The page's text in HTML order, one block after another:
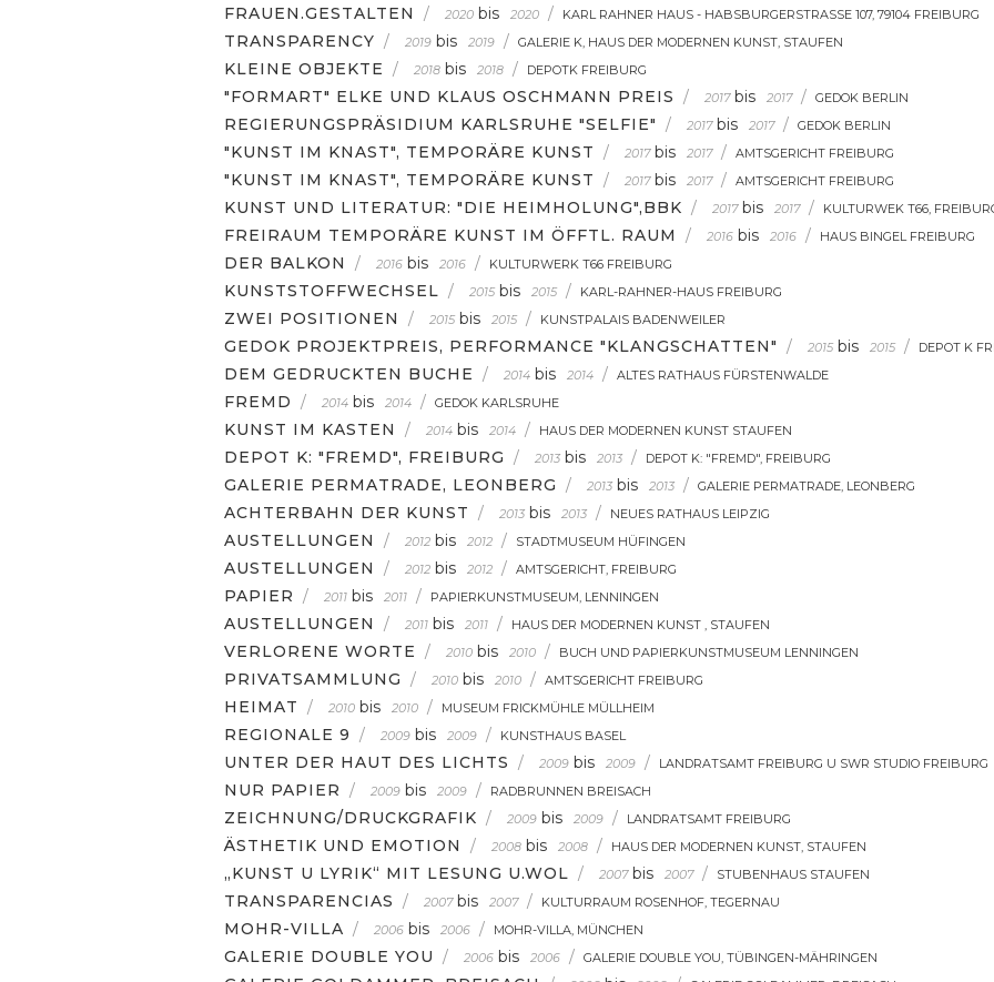
FRAUEN.GESTALTEN / 2020 bis 2020 / KARL RAHNER HAUS - HABSBURGERSTRASSE 107, 79104 FREIBURG
TRANSPARENCY / 2019 bis 2019 / GALERIE K, HAUS DER MODERNEN KUNST, STAUFEN
KLEINE OBJEKTE / 2018 bis 2018 / DEPOTK FREIBURG
"FORMART" ELKE UND KLAUS OSCHMANN PREIS / 2017 bis 2017 / GEDOK BERLIN
REGIERUNGSPRÄSIDIUM KARLSRUHE "SELFIE" / 2017 bis 2017 / GEDOK BERLIN
"KUNST IM KNAST", TEMPORÄRE KUNST / 2017 bis 2017 / AMTSGERICHT FREIBURG
"KUNST IM KNAST", TEMPORÄRE KUNST / 2017 bis 2017 / AMTSGERICHT FREIBURG
KUNST UND LITERATUR: "DIE HEIMHOLUNG",BBK / 2017 bis 2017 / KULTURWEK T66,
FREIRAUM TEMPORÄRE KUNST IM ÖFFTL. RAUM / 2016 bis 2016 / HAUS BINGEL FREIBURG
DER BALKON / 2016 bis 2016 / KULTURWERK T66 FREIBURG
KUNSTSTOFFWECHSEL / 2015 bis 2015 / KARL-RAHNER-HAUS FREIBURG
ZWEI POSITIONEN / 2015 bis 2015 / KUNSTPALAIS BADENWEILER
GEDOK PROJEKTPREIS, PERFORMANCE "KLANGSCHATTEN" / 2015 bis 2015 / DEPOT K
DEM GEDRUCKTEN BUCHE / 2014 bis 2014 / ALTES RATHAUS FÜRSTENWALDE
FREMD / 2014 bis 2014 / GEDOK KARLSRUHE
KUNST IM KASTEN / 2014 bis 2014 / HAUS DER MODERNEN KUNST STAUFEN
DEPOT K: "FREMD", FREIBURG / 2013 bis 2013 / DEPOT K: "FREMD", FREIBURG
GALERIE PERMATRADE, LEONBERG / 2013 bis 2013 / GALERIE PERMATRADE, LEONBERG
ACHTERBAHN DER KUNST / 2013 bis 2013 / NEUES RATHAUS LEIPZIG
AUSTELLUNGEN / 2012 bis 2012 / STADTMUSEUM HÜFINGEN
AUSTELLUNGEN / 2012 bis 2012 / AMTSGERICHT, FREIBURG
PAPIER / 2011 bis 2011 / PAPIERKUNSTMUSEUM, LENNINGEN
AUSTELLUNGEN / 2011 bis 2011 / HAUS DER MODERNEN KUNST , STAUFEN
VERLORENE WORTE / 2010 bis 2010 / BUCH UND PAPIERKUNSTMUSEUM LENNINGEN
PRIVATSAMMLUNG / 2010 bis 2010 / AMTSGERICHT FREIBURG
HEIMAT / 2010 bis 2010 / MUSEUM FRICKMÜHLE MÜLLHEIM
REGIONALE 9 / 2009 bis 2009 / KUNSTHAUS BASEL
UNTER DER HAUT DES LICHTS / 2009 bis 2009 / LANDRATSAMT FREIBURG U SWR STUDIO FREIBURG
NUR PAPIER / 2009 bis 2009 / RADBRUNNEN BREISACH
ZEICHNUNG/DRUCKGRAFIK / 2009 bis 2009 / LANDRATSAMT FREIBURG
ÄSTHETIK UND EMOTION / 2008 bis 2008 / HAUS DER MODERNEN KUNST, STAUFEN
„KUNST U LYRIK“ MIT LESUNG U.WOL / 2007 bis 2007 / STUBENHAUS STAUFEN
TRANSPARENCIAS / 2007 bis 2007 / KULTURRAUM ROSENHOF, TEGERNAU
MOHR-VILLA / 2006 bis 2006 / MOHR-VILLA, MÜNCHEN
GALERIE DOUBLE YOU / 2006 bis 2006 / GALERIE DOUBLE YOU, TÜBINGEN-MÄHRINGEN